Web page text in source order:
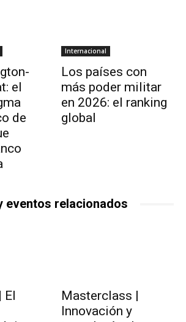
el
de
Internacional
Los países con
más poder militar
en 2026: el ranking
global
eventos relacionados
Masterclass |
Innovación y